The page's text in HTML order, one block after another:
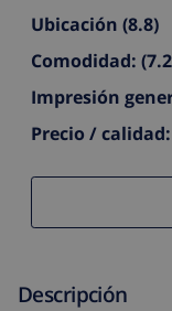
Ubicación (8.8)
Comodidad:
Impresión
Precio / calidad:
Descripción